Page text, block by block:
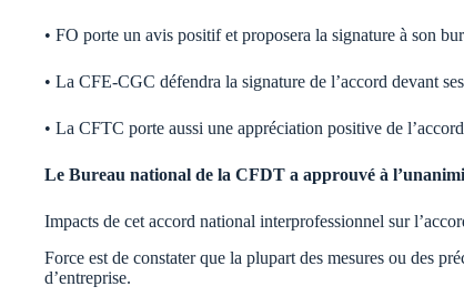
• FO porte un avis positif et proposera la signature à son
• La CFE-CGC défendra la signature de l’accord devant
• La CFTC porte aussi une appréciation positive de
Le Bureau national de la CFDT a approuvé à
Impacts de cet accord national interprofessionnel sur
Force est de constater que la plupart des mesures ou des
d’entreprise.